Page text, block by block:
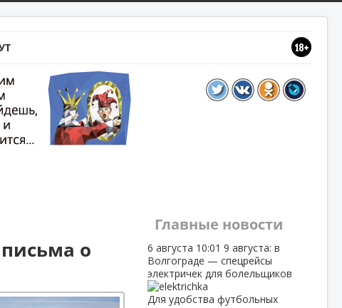
о
Главные новости
6 августа 10:01 9 августа: в
Волгограде — спецрейсы
электричек для болельщиков
Для удобства футбольных